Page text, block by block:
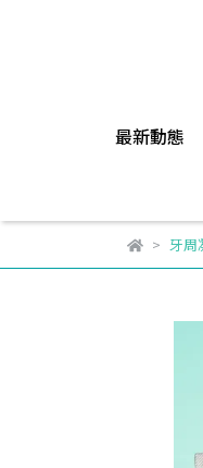
最新動態
牙周